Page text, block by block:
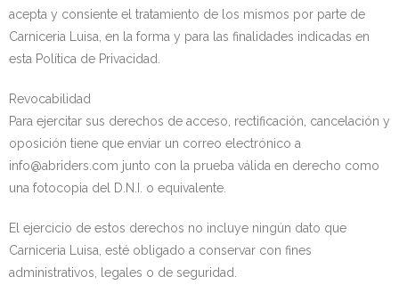
acepta y consiente el tratamiento de los mismos por parte de
Carniceria Luisa, en la forma y para las finalidades indicadas en
esta Política de Privacidad.
Revocabilidad
Para ejercitar sus derechos de acceso, rectificación, cancelación y
oposición tiene que enviar un correo electrónico a
info@abriders.com junto con la prueba válida en derecho como
una fotocopia del D.N.I. o equivalente.
El ejercicio de estos derechos no incluye ningún dato que
Carniceria Luisa, esté obligado a conservar con fines
administrativos, legales o de seguridad.